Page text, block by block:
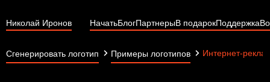
Николай Иронов НачатьБлогПартнерыВ подарокПоддержка
Сгенерировать логотип Примеры логотипов Интернет-